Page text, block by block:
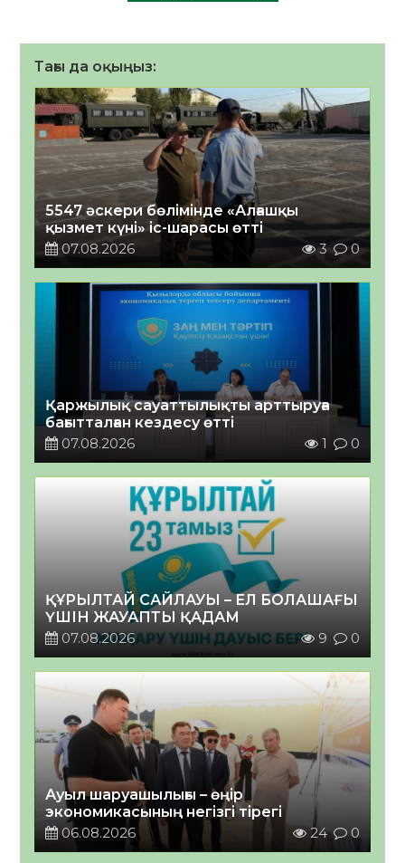
Тағы да оқыңыз:
5547 әскери бөлімінде «Алғашқы
қызмет күні» іс-шарасы өтті
07.08.2026
3 0
Қаржылық сауаттылықты арттыруға
бағытталған кездесу өтті
07.08.2026
1 0
ҚҰРЫЛТАЙ САЙЛАУЫ – ЕЛ БОЛАШАҒЫ
ҮШІН ЖАУАПТЫ ҚАДАМ
07.08.2026
9 0
Ауыл шаруашылығы – өңір
экономикасының негізгі тірегі
06.08.2026
24 0